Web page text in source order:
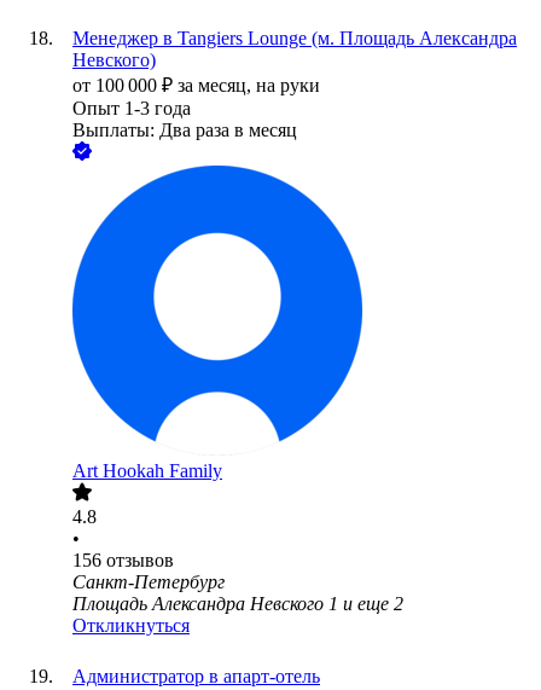
Менеджер в Tangiers Lounge (м. Площадь Александра
Невского)
от 100 000 ₽ за месяц, на руки
Опыт 1-3 года
Выплаты: Два раза в месяц
Art Hookah Family
4.8
•
156 отзывов
Санкт-Петербург
Площадь Александра Невского 1 и еще 2
Откликнуться
Администратор в апарт-отель